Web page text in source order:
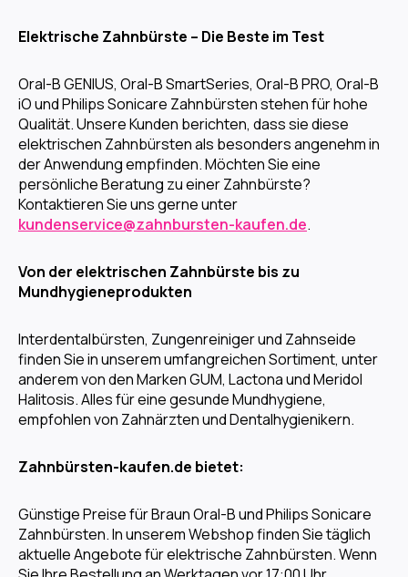
Elektrische Zahnbürste – Die Beste im Test
Oral-B GENIUS, Oral-B SmartSeries, Oral-B PRO, Oral-B
iO und Philips Sonicare Zahnbürsten stehen für hohe
Qualität. Unsere Kunden berichten, dass sie diese
elektrischen Zahnbürsten als besonders angenehm in
der Anwendung empfinden. Möchten Sie eine
persönliche Beratung zu einer Zahnbürste?
Kontaktieren Sie uns gerne unter
kundenservice@zahnbursten-kaufen.de.
Von der elektrischen Zahnbürste bis zu
Mundhygieneprodukten
Interdentalbürsten, Zungenreiniger und Zahnseide
finden Sie in unserem umfangreichen Sortiment, unter
anderem von den Marken GUM, Lactona und Meridol
Halitosis. Alles für eine gesunde Mundhygiene,
empfohlen von Zahnärzten und Dentalhygienikern.
Zahnbürsten-kaufen.de bietet:
Günstige Preise für Braun Oral-B und Philips Sonicare
Zahnbürsten. In unserem Webshop finden Sie täglich
aktuelle Angebote für elektrische Zahnbürsten. Wenn